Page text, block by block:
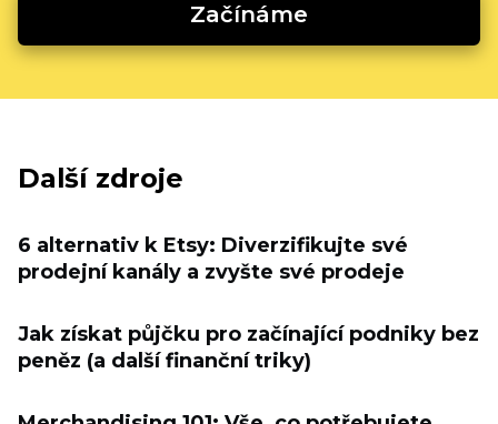
Začínáme
Další zdroje
6 alternativ k Etsy: Diverzifikujte své
prodejní kanály a zvyšte své prodeje
Jak získat půjčku pro začínající podniky bez
peněz (a další finanční triky)